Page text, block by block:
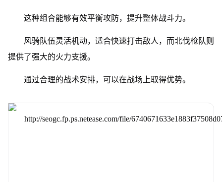
这种组合能够有效平衡攻防，提升整体战斗力。
风骑队伍灵活机动，适合快速打击敌人，而北伐枪队则
提供了强大的火力支援。
通过合理的战术安排，可以在战场上取得优势。